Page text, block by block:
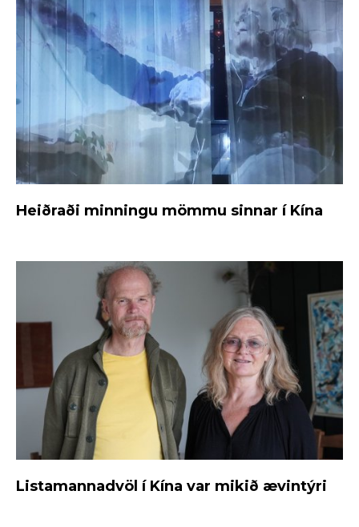
Heiðraði minningu mömmu sinnar í Kína
Listamannadvöl í Kína var mikið ævintýri